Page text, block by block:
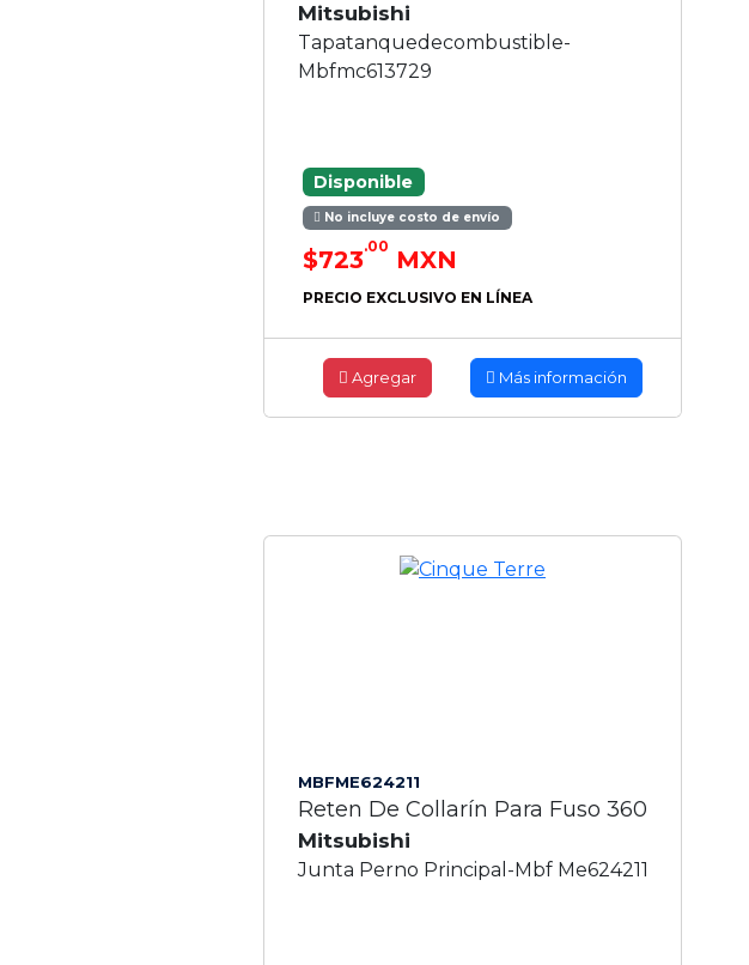
Mitsubishi
Tapatanquedecombustible-
Mbfmc613729
Disponible
No incluye costo de envío
$723.00 MXN
PRECIO EXCLUSIVO EN LÍNEA
Agregar Más información
MBFME624211
Reten De Collarín Para Fuso 360
Mitsubishi
Junta Perno Principal-Mbf Me624211